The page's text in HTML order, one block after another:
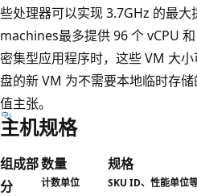
些处理器可以实现 3.7GHz 的最
machines最多提供 96 个 vCPU
密集型应用程序时，这些 VM 大
盘的新 VM 为不需要本地临时存
值主张。
主机规格
组成部
分
数量
计数单位
规格
SKU ID、性能单位